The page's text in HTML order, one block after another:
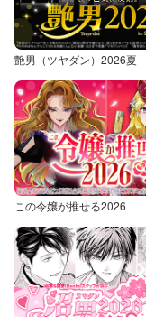
艶男（ツヤダン）2026夏
この令嬢が推せる2026